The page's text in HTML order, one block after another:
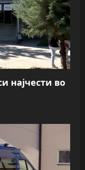
најчести во